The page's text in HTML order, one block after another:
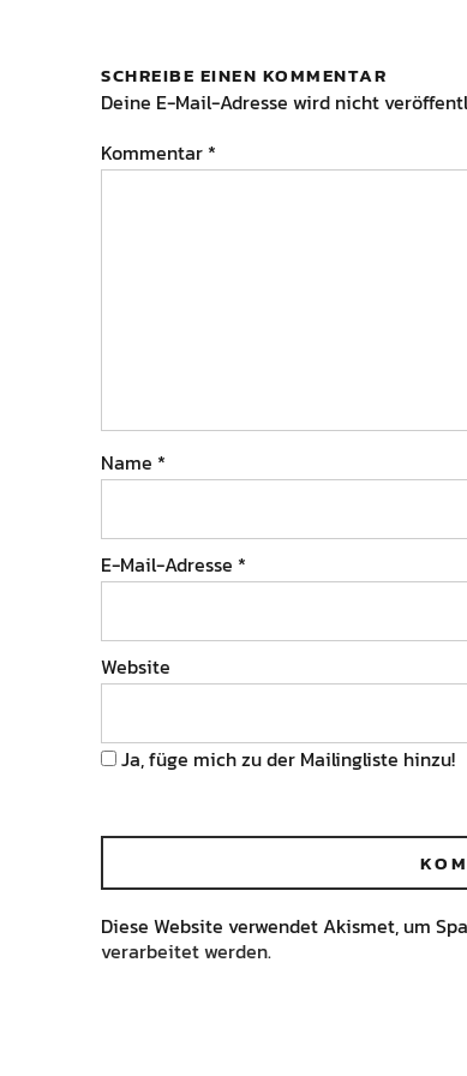
SCHREIBE EINEN KOMMENTAR
Deine E-Mail-Adresse wird nicht
Kommentar *
Name *
E-Mail-Adresse *
Website
Ja, füge mich zu der Mailingliste hinzu!
Diese Website verwendet Akismet, um
verarbeitet werden.